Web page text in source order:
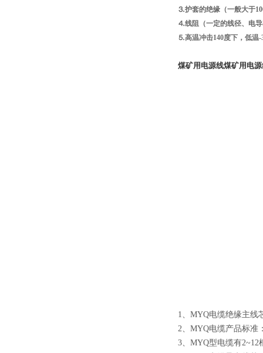
⒊护套的绝缘（一般大于
⒋线阻（一定的线径、电
⒌高温冲击140度下，低温-
煤矿用电源线煤矿用电
1、 MYQ电缆绝缘主线
2、 MYQ电缆产品标准
3、 MYQ型电缆有2~12